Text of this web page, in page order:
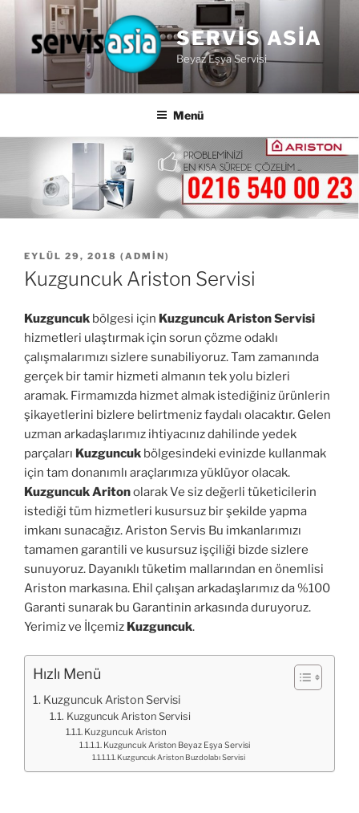
SERVIS ASIA
Beyaz Eşya Servisi
Menü
YAYIM
TARIHI
EYLÜL 29, 2018 ( ADMIN)
Kuzguncuk Ariston Servisi
Kuzguncuk bölgesi için Kuzguncuk Ariston Servisi
hizmetleri ulaştırmak için sorun çözme odaklı
çalışmalarımızı sizlere sunabiliyoruz. Tam zamanında
gerçek bir tamir hizmeti almanın tek yolu bizleri
aramak. Firmamızda hizmet almak istediğiniz ürünlerin
şikayetlerini bizlere belirtmeniz faydalı olacaktır. Gelen
uzman arkadaşlarımız ihtiyacınız dahilinde yedek
parçaları Kuzguncuk bölgesindeki evinizde kullanmak
için tam donanımlı araçlarımıza yüklüyor olacak.
Kuzguncuk Aritonolarak Ve siz değerli tüketicilerin
istediği tüm hizmetleri kusursuz bir şekilde yapma
imkanı sunacağız. Ariston Servis Bu imkanlarımızı
tamamen garantili ve kusursuz işçiliği bizde sizlere
sunuyoruz. Dayanıklı tüketim mallarından en önemlisi
Ariston markasına. Ehil çalışan arkadaşlarımız da %100
Garanti sunarak bu Garantinin arkasında duruyoruz.
Yerimiz ve İlçemiz Kuzguncuk.
Hızlı Menü
Kuzguncuk Ariston Servisi
Kuzguncuk Ariston Servisi
Kuzguncuk Ariston
Kuzguncuk Ariston Beyaz Eşya Servisi
Kuzguncuk Ariston Buzdolabı Servisi